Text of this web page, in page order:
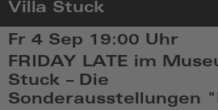
Villa Stuck
Fr,
Sep
4
2026,
18:09
Fr 4 Sep 19:00 Uhr
FRIDAY LATE im
Stuck – Die
Sonderausstellungen